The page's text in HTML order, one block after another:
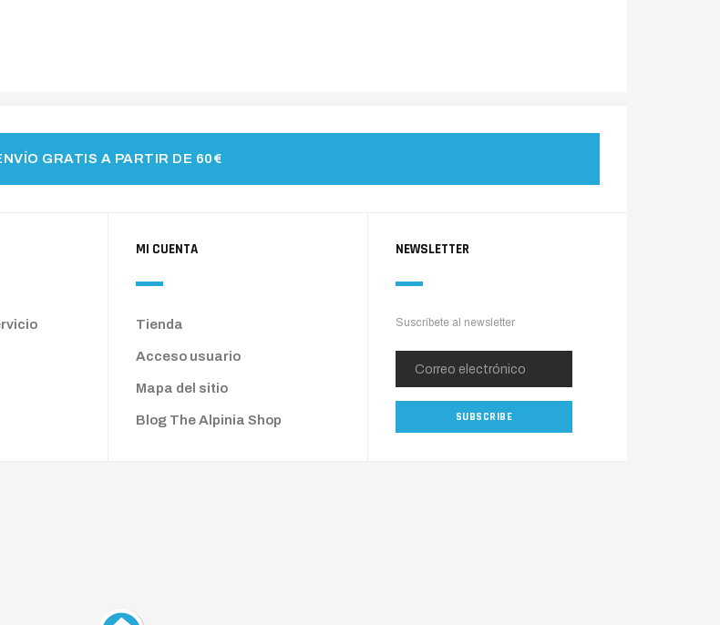
GRATIS A PARTIR DE 60€
MI CUENTA
Tienda
Acceso usuario
Mapa del sitio
Blog The Alpinia Shop
NEWSLETTER
Suscríbete al newsletter